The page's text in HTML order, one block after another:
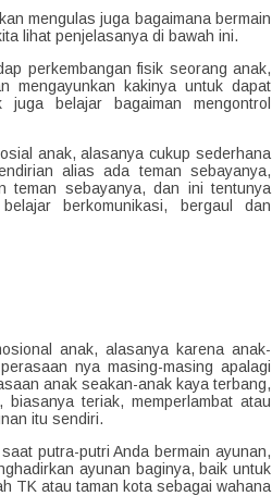
mengulas juga bagaimana bermain
lihat penjelasanya di bawah ini.
perkembangan fisik seorang anak,
mengayunkan kakinya untuk dapat
belajar bagaiman mengontrol
anak, alasanya cukup sederhana
alias ada teman sebayanya,
teman sebayanya, dan ini tentunya
berkomunikasi, bergaul dan
anak, alasanya karena anak-
nya masing-masing apalagi
anak seakan-anak kaya terbang,
teriak, memperlambat atau
itu sendiri.
putra-putri Anda bermain ayunan,
ayunan baginya, baik untuk
TK atau taman kota sebagai wahana